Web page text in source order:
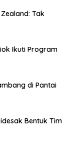
Tak
Ikuti Program
di Pantai
Bentuk Tim